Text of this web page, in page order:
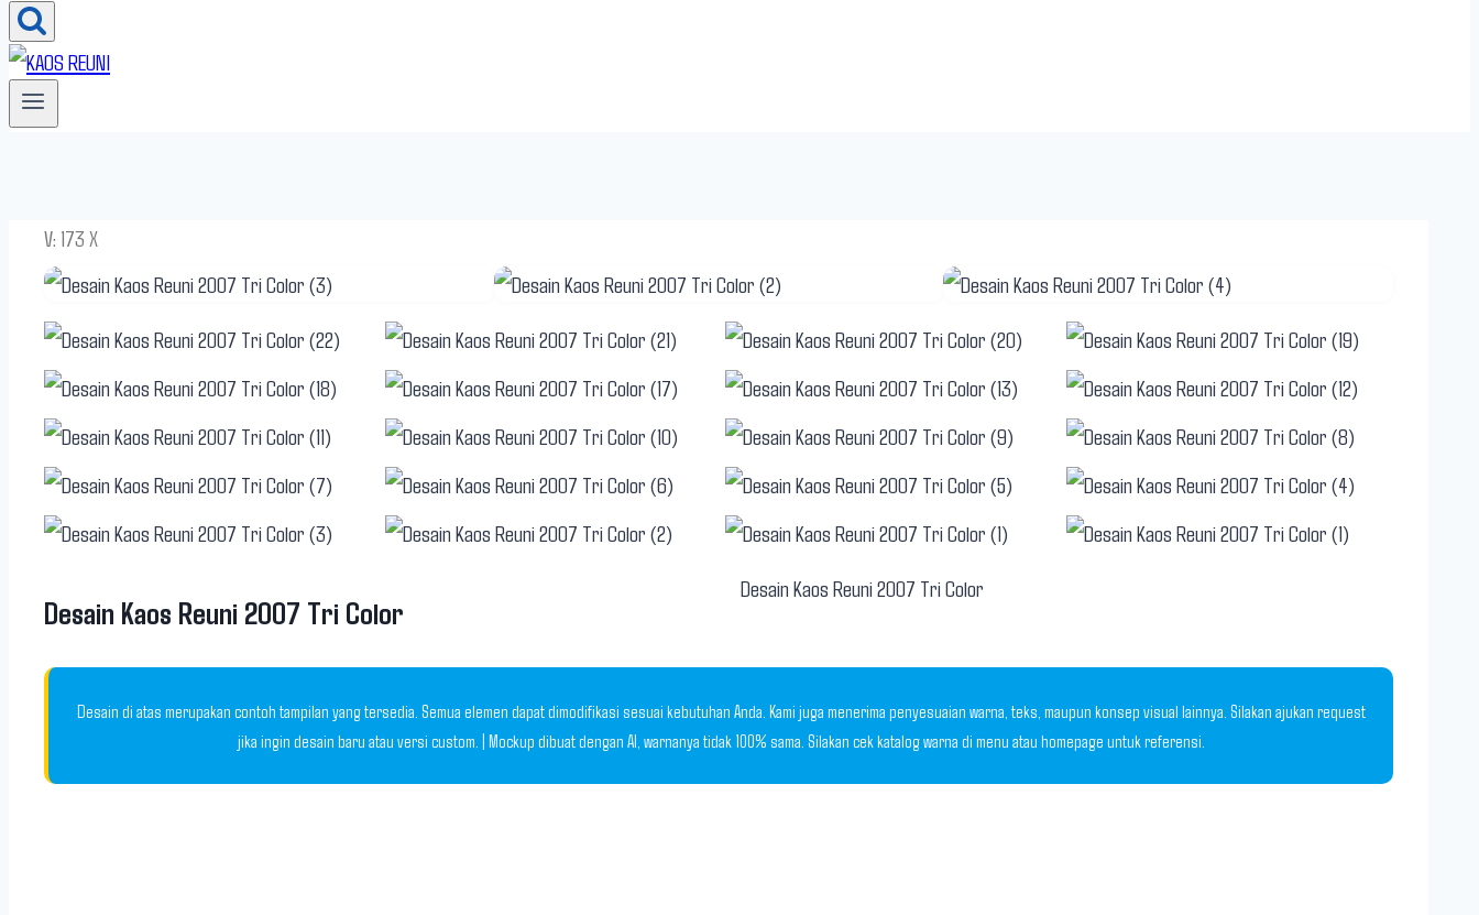
V: 173 X
Desain Kaos Reuni 2007 Tri Color
Desain Kaos Reuni 2007 Tri Color
Desain di atas merupakan contoh tampilan yang tersedia. Semua elemen dapat dimodifikasi sesuai kebutuhan Anda. Kami juga menerima penyesuaian warna, teks, maupun konsep visual lainnya. Silakan ajukan request
jika ingin desain baru atau versi custom. | Mockup dibuat dengan AI, warnanya tidak 100% sama. Silakan cek katalog warna di menu atau homepage untuk referensi.